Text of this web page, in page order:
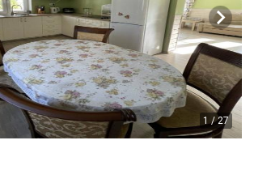
1 / 27